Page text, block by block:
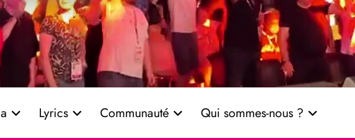
Lyrics Communauté Qui sommes-nous ?